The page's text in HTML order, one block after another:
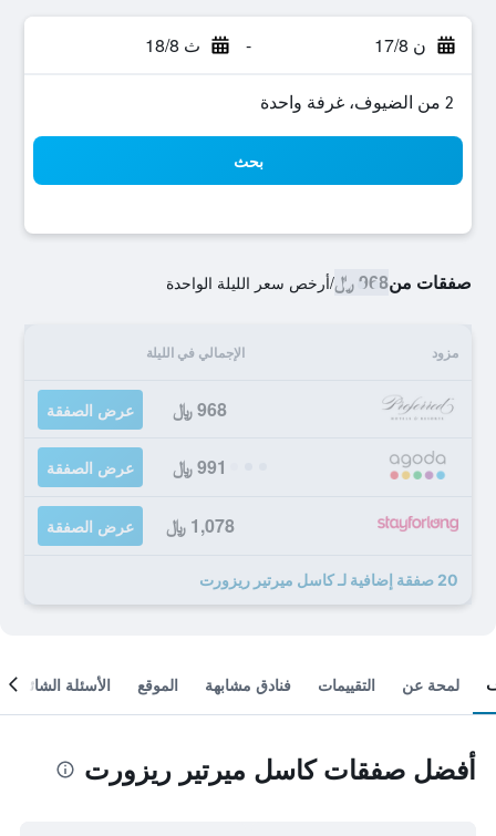
ن 17/8 - ث 18/8
2 من الضيوف، غرفة واحدة
بحث
صفقات من968 ﷼ /أرخص سعر الليلة الواحدة
مزود الإجمالي في الليلة
968 ﷼ عرض الصفقة
991 ﷼ عرض الصفقة
1,078 ﷼ عرض الصفقة
20 صفقة إضافية لـ كاسل ميرتير ريزورت
لمحة عن التقييمات فنادق مشابهة الموقع الأسئلة الشائعة
أفضل صفقات كاسل ميرتير ريزورت